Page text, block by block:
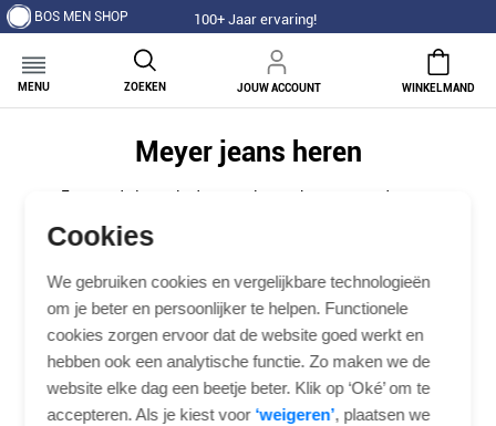
Cookies
We gebruiken cookies en vergelijkbare technologieën
om je beter en persoonlijker te helpen. Functionele
cookies zorgen ervoor dat de website goed werkt en
hebben ook een analytische functie. Zo maken we de
website elke dag een beetje beter. Klik op ‘Oké’ om te
accepteren. Als je kiest voor ‘weigeren’, plaatsen we
BOS MEN SHOP
100+ Jaar ervaring!
MENU ZOEKEN JOUW ACCOUNT WINKELMAND
Meyer jeans heren
Een goede jeans is de casual tegenhanger van de nette
pasvorm en afwerking. Het is de broek die je in het
kantoordag of een avond uit. In onze collectie Meyer jeans
heren vind je modellen in verschillende pasvormen en
wassingen, van een klassieke vijfzak tot een nettere
flatfront. Zo vind je de jeans die past bij hoe jij hem wilt
dragen.